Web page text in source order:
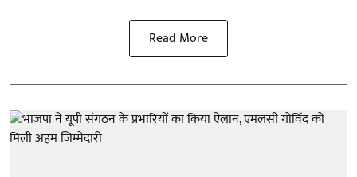
Read More